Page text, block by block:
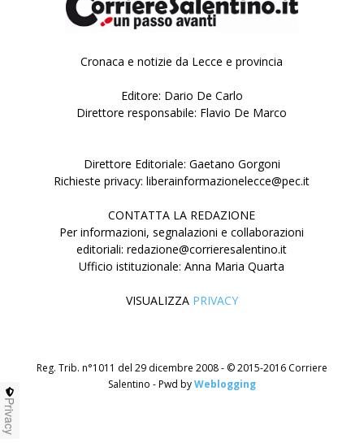
Cronaca e notizie da Lecce e provincia
Editore: Dario De Carlo
Direttore responsabile: Flavio De Marco
Direttore Editoriale: Gaetano Gorgoni
Richieste privacy: liberainformazionelecce@pec.it
CONTATTA LA REDAZIONE
Per informazioni, segnalazioni e collaborazioni
editoriali: redazione@corrieresalentino.it
Ufficio istituzionale: Anna Maria Quarta
VISUALIZZA PRIVACY
Reg. Trib. n°1011 del 29 dicembre 2008 - © 2015-2016 Corriere
Salentino - Pwd byWeblogging
Privacy